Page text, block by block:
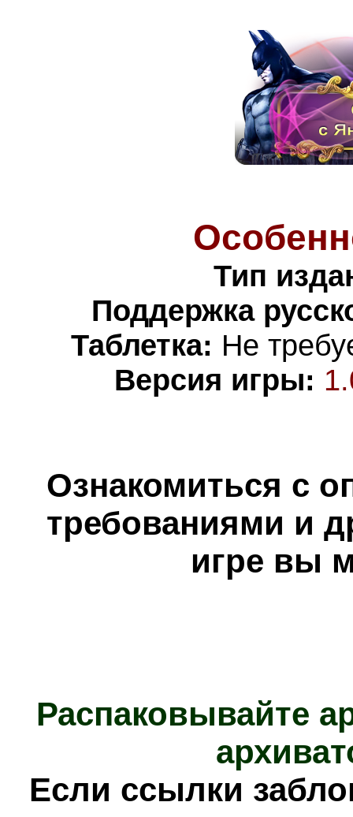
Тип
Поддержка
Таблетка: Не
Версия игры:
Ознакомиться с
требованиями и
игре вы
Распаковывайте
Если ссылки